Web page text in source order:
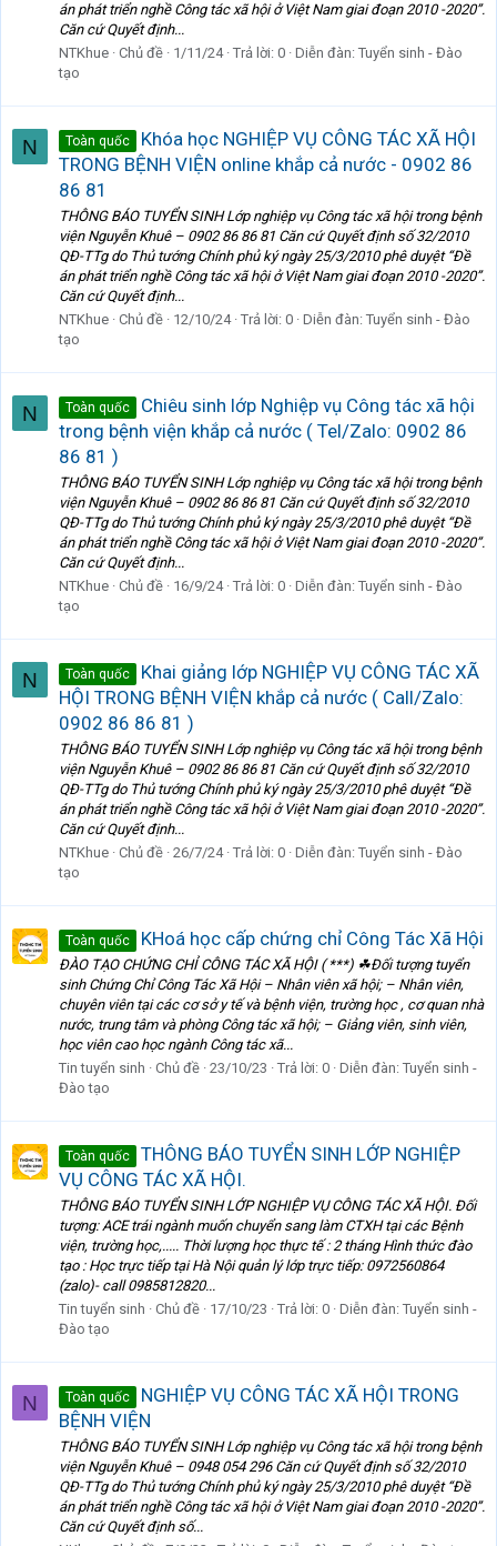
án phát triển nghề Công tác xã hội ở Việt Nam giai đoạn 2010 -2020”.
Căn cứ Quyết định...
NTKhue Chủ đề 1/11/24 Trả lời: 0 Diễn đàn: Tuyển sinh - Đào
tạo
N Toàn quốc
Khóa học NGHIỆP VỤ CÔNG TÁC XÃ HỘI
TRONG BỆNH VIỆN online khắp cả nước - 0902 86
86 81
THÔNG BÁO TUYỂN SINH Lớp nghiệp vụ Công tác xã hội trong bệnh
viện Nguyễn Khuê – 0902 86 86 81 Căn cứ Quyết định số 32/2010
QĐ-TTg do Thủ tướng Chính phủ ký ngày 25/3/2010 phê duyệt “Đề
án phát triển nghề Công tác xã hội ở Việt Nam giai đoạn 2010 -2020”.
Căn cứ Quyết định...
NTKhue Chủ đề 12/10/24 Trả lời: 0 Diễn đàn: Tuyển sinh - Đào
tạo
N Toàn quốc
Chiêu sinh lớp Nghiệp vụ Công tác xã hội
trong bệnh viện khắp cả nước ( Tel/Zalo: 0902 86
86 81 )
THÔNG BÁO TUYỂN SINH Lớp nghiệp vụ Công tác xã hội trong bệnh
viện Nguyễn Khuê – 0902 86 86 81 Căn cứ Quyết định số 32/2010
QĐ-TTg do Thủ tướng Chính phủ ký ngày 25/3/2010 phê duyệt “Đề
án phát triển nghề Công tác xã hội ở Việt Nam giai đoạn 2010 -2020”.
Căn cứ Quyết định...
NTKhue Chủ đề 16/9/24 Trả lời: 0 Diễn đàn: Tuyển sinh - Đào
tạo
N Toàn quốc
Khai giảng lớp NGHIỆP VỤ CÔNG TÁC XÃ
HỘI TRONG BỆNH VIỆN khắp cả nước ( Call/Zalo:
0902 86 86 81 )
THÔNG BÁO TUYỂN SINH Lớp nghiệp vụ Công tác xã hội trong bệnh
viện Nguyễn Khuê – 0902 86 86 81 Căn cứ Quyết định số 32/2010
QĐ-TTg do Thủ tướng Chính phủ ký ngày 25/3/2010 phê duyệt “Đề
án phát triển nghề Công tác xã hội ở Việt Nam giai đoạn 2010 -2020”.
Căn cứ Quyết định...
NTKhue Chủ đề 26/7/24 Trả lời: 0 Diễn đàn: Tuyển sinh - Đào
tạo
Toàn quốc KHoá học cấp chứng chỉ Công Tác Xã Hội
ĐÀO TẠO CHỨNG CHỈ CÔNG TÁC XÃ HỘI ( ***) ☘Đối tượng tuyển
sinh Chứng Chỉ Công Tác Xã Hội – Nhân viên xã hội; – Nhân viên,
chuyên viên tại các cơ sở y tế và bệnh viện, trường học , cơ quan nhà
nước, trung tâm và phòng Công tác xã hội; – Giảng viên, sinh viên,
học viên cao học ngành Công tác xã...
Tin tuyển sinh
Chủ đề 23/10/23 Trả lời: 0 Diễn đàn: Tuyển sinh -
Đào tạo
Toàn quốc
THÔNG BÁO TUYỂN SINH LỚP NGHIỆP
VỤ CÔNG TÁC XÃ HỘI.
THÔNG BÁO TUYỂN SINH LỚP NGHIỆP VỤ CÔNG TÁC XÃ HỘI. Đối
tượng: ACE trái ngành muốn chuyển sang làm CTXH tại các Bệnh
viện, trường học,..... Thời lượng học thực tế : 2 tháng Hình thức đào
tạo : Học trực tiếp tại Hà Nội quản lý lớp trực tiếp: 0972560864
(zalo)- call 0985812820...
Tin tuyển sinh
Chủ đề 17/10/23 Trả lời: 0 Diễn đàn: Tuyển sinh -
Đào tạo
N Toàn quốc
NGHIỆP VỤ CÔNG TÁC XÃ HỘI TRONG
BỆNH VIỆN
THÔNG BÁO TUYỂN SINH Lớp nghiệp vụ Công tác xã hội trong bệnh
viện Nguyễn Khuê – 0948 054 296 Căn cứ Quyết định số 32/2010
QĐ-TTg do Thủ tướng Chính phủ ký ngày 25/3/2010 phê duyệt “Đề
án phát triển nghề Công tác xã hội ở Việt Nam giai đoạn 2010 -2020”.
Căn cứ Quyết định số...